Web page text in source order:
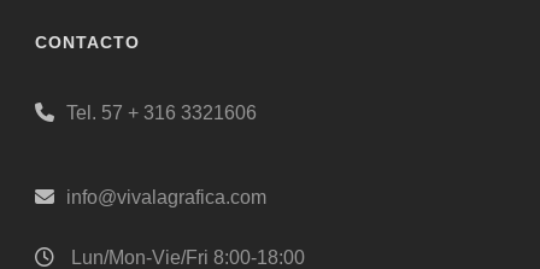
CONTACTO
Tel. 57 + 316 3321606
info@vivalagrafica.com
Lun/Mon-Vie/Fri 8:00-18:00